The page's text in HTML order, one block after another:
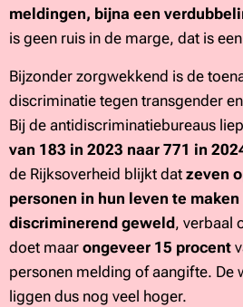
meldingen, bijna een
is geen ruis in de marge, dat is
Bijzonder zorgwekkend is de
discriminatie tegen transgender
Bij de antidiscriminatiebureaus
van 183 in 2023 naar 771 in
de Rijksoverheid blijkt dat zeven
personen in hun leven te
discriminerend geweld, verbaal
doet maar ongeveer 15 procent
personen melding of aangifte. De
liggen dus nog veel hoger.